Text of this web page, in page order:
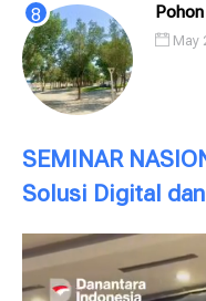
May
SEMINAR
Solusi Digital